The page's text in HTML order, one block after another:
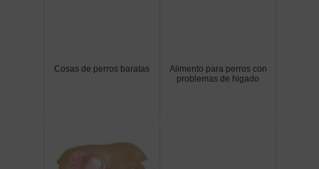
Cosas de perros baratas
Alimento para perros con
problemas de higado